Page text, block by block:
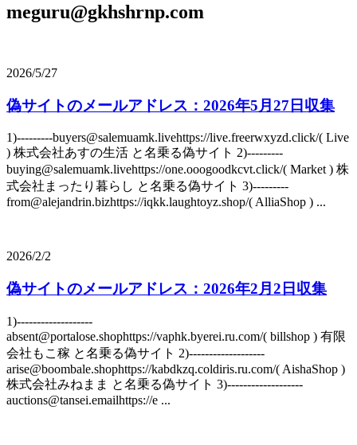
meguru@gkhshrnp.com
2026/5/27
偽サイトのメールアドレス：2026年5月27日収集
1)---------buyers@salemuamk.livehttps://live.freerwxyzd.click/( Live
) 株式会社あすの生活 と名乗る偽サイト 2)---------
buying@salemuamk.livehttps://one.ooogoodkcvt.click/( Market ) 株
式会社まったり暮らし と名乗る偽サイト 3)---------
from@alejandrin.bizhttps://iqkk.laughtoyz.shop/( AlliaShop ) ...
2026/2/2
偽サイトのメールアドレス：2026年2月2日収集
1)-------------------
absent@portalose.shophttps://vaphk.byerei.ru.com/( billshop ) 有限
会社もこ稼 と名乗る偽サイト 2)-------------------
arise@boombale.shophttps://kabdkzq.coldiris.ru.com/( AishaShop )
株式会社みねまま と名乗る偽サイト 3)-------------------
auctions@tansei.emailhttps://e ...